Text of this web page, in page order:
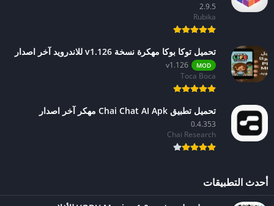
2.9.5
Rubika
تحميل توكا بوكا مهكرة نسخة v1.126 للاندرويد آخر اصدار
MOD
v1.126
Toca Boca
تحميل تطبيق Chai Chat AI Apk مهكر آخر اصدار
0.4.353
Chai Research
أحدث التطبيقات